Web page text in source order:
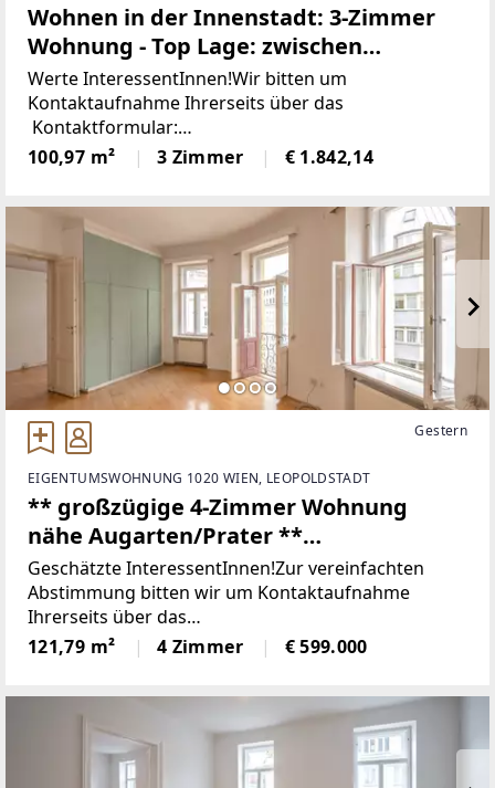
Wohnen in der Innenstadt: 3-Zimmer
Wohnung - Top Lage: zwischen
Schwedenplatz und Stephansplatz; ab
sofort!
Werte InteressentInnen!Wir bitten um
Kontaktaufnahme Ihrerseits über das
Kontaktformular:
[https://www.sulek.immobilien/besichtigung] www.s
ulek.immobilien/besichtigung
100,97 m² 3 Zimmer € 1.842,14
Gestern
EIGENTUMSWOHNUNG 1020 WIEN, LEOPOLDSTADT
** großzügige 4-Zimmer Wohnung
nähe Augarten/Prater **
Fugbachgasse/Mühlfeldgasse **
saniert oder unsaniert **
Geschätzte InteressentInnen!Zur vereinfachten
Abstimmung bitten wir um Kontaktaufnahme
Ihrerseits über das
Kontaktformular:www.sulek.immobilien/besichtigun
g [http://www.sulek.immobilien/besichtigung] (bitte
121,79 m² 4 Zimmer € 599.000